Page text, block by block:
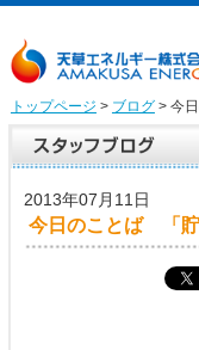
トップページ > ブログ> 今
2013年07月11日
今日のことば 「